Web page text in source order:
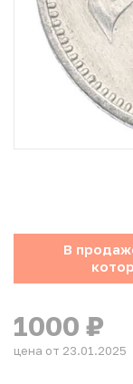
Юбилейные
Памятные и
Иностранные
Неофициальные
Античные и
Наборы монет
Инвестиционные
В
1000 ₽
цена от 23.01.2025